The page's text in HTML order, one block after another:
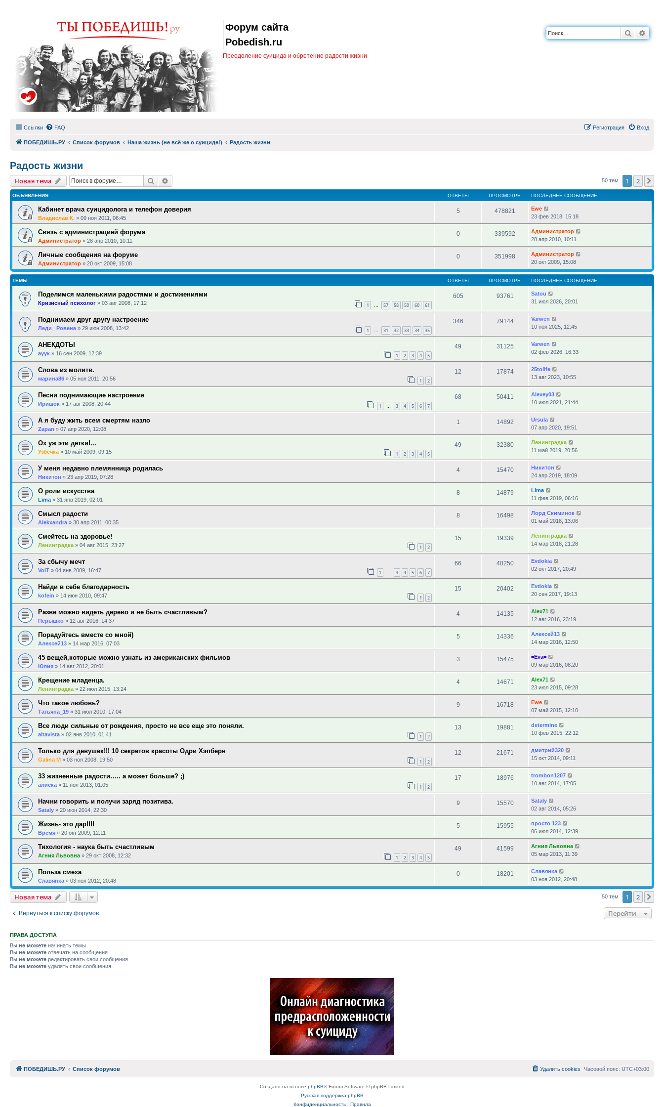
Форум сайта
Pobedish.ru
Преодоление суицида и обретение радости жизни
Поиск
Ссылки FAQ Вход
Регистрация
ПОБЕДИШЬ.РУ Список форумов Наша жизнь (не всё же о суициде!) Радость жизни
Радость жизни
Новая тема Поиск 50 тем 1 2
ОБЪЯВЛЕНИЯ ОТВЕТЫ ПРОСМОТРЫ ПОСЛЕДНЕЕ СООБЩЕНИЕ
Кабинет врача суицидолога и телефон доверия
Владислав К. » 09 ноя 2011, 06:45
5 478821
Ewe
23 фев 2018, 15:18
Связь с администрацией форума
Администратор » 28 апр 2010, 10:11
0 339592
Администратор
28 апр 2010, 10:11
Личные сообщения на форуме
Администратор » 20 окт 2009, 15:08
0 351998
Администратор
20 окт 2009, 15:08
ТЕМЫ ОТВЕТЫ ПРОСМОТРЫ ПОСЛЕДНЕЕ СООБЩЕНИЕ
Поделимся маленькими радостями и достижениями
Кризисный психолог » 03 авг 2008, 17:12 1 … 57 58 59 60 61
605 93761
Satou
31 июл 2026, 20:01
Поднимаем друг другу настроение
Леди_ Ровена » 29 июн 2008, 13:42 1 … 31 32 33 34 35
346 79144
Varwen
10 ноя 2025, 12:45
АНЕКДОТЫ
ауук » 16 сен 2009, 12:39 1 2 3 4 5
49 31125
Varwen
02 фев 2026, 16:33
Слова из молитв.
марина86 » 05 ноя 2011, 20:56 1 2
12 17874
25tolife
13 авг 2023, 10:55
Песни поднимающие настроение
Иришок » 17 авг 2008, 20:44 1 … 3 4 5 6 7
68 50411
Alexey03
10 июл 2021, 21:44
А я буду жить всем смертям назло
Zapan » 07 апр 2020, 12:08
1 14892
Ursula
07 апр 2020, 19:51
Ох уж эти детки!...
Узбечка » 10 май 2009, 09:15 1 2 3 4 5
49 32380
Ленинградка
11 май 2019, 20:56
У меня недавно племянница родилась
Никитон » 23 апр 2019, 07:28
4 15470
Никитон
24 апр 2019, 18:09
О роли искусства
Lima » 31 янв 2019, 02:01
8 14879
Lima
11 фев 2019, 06:16
Смысл радости
Alekxandra » 30 апр 2011, 00:35
8 16498
Лорд Скиминок
01 май 2018, 13:06
Смейтесь на здоровье!
Ленинградка » 04 авг 2015, 23:27 1 2
15 19339
Ленинградка
14 мар 2018, 21:28
За сбычу мечт
VolT » 04 янв 2009, 16:47 1 … 3 4 5 6 7
66 40250
Evdokia
02 окт 2017, 20:49
Найди в себе благодарность
kofein » 14 июн 2010, 09:47 1 2
15 20402
Evdokia
20 сен 2017, 19:13
Разве можно видеть дерево и не быть счастливым?
Пёрышко » 12 авг 2016, 14:37
4 14135
Alex71
12 авг 2016, 23:19
Порадуйтесь вместе со мной)
Алексей13 » 14 мар 2016, 07:03
5 14336
Алексей13
14 мар 2016, 12:50
45 вещей,которые можно узнать из американских фильмов
Юлия » 14 авг 2012, 20:01
3 15475
=Eva=
09 мар 2016, 08:20
Крещение младенца.
Ленинградка » 22 июл 2015, 13:24
4 14671
Alex71
23 июл 2015, 09:28
Что такое любовь?
Татьяна_19 » 31 июл 2010, 17:04
9 16718
Ewe
07 май 2015, 12:10
Все люди сильные от рождения, просто не все еще это поняли.
altavista » 02 янв 2010, 01:41 1 2
13 19881
determine
10 фев 2015, 22:12
Только для девушек!!! 10 секретов красоты Одри Хэпберн
Galina M » 03 ноя 2008, 19:50 1 2
12 21671
дмитрий320
15 окт 2014, 09:11
33 жизненные радости….. а может больше? ;)
алиска » 11 ноя 2013, 01:05 1 2
17 18976
trombon1207
10 авг 2014, 17:05
Начни говорить и получи заряд позитива.
Sataly » 20 июн 2014, 22:30
9 15570
Sataly
02 авг 2014, 05:26
Жизнь- это дар!!!!
Время » 20 окт 2009, 12:11
5 15955
просто 123
06 июл 2014, 12:39
Тихология - наука быть счастливым
Агния Львовна » 29 окт 2008, 12:32 1 2 3 4 5
49 41599
Агния Львовна
05 мар 2013, 11:39
Польза смеха
Славянка » 03 ноя 2012, 20:48
0 18201
Славянка
03 ноя 2012, 20:48
Новая тема 50 тем 1 2
Вернуться к списку форумов Перейти
ПРАВА ДОСТУПА
Вы не можете начинать темы
Вы не можете отвечать на сообщения
Вы не можете редактировать свои сообщения
Вы не можете удалять свои сообщения
ПОБЕДИШЬ.РУ Список форумов Часовой пояс: UTC+03:00
Удалить cookies
Создано на основе phpBB® Forum Software © phpBB Limited
Русская поддержка phpBB
Конфиденциальность| Правила